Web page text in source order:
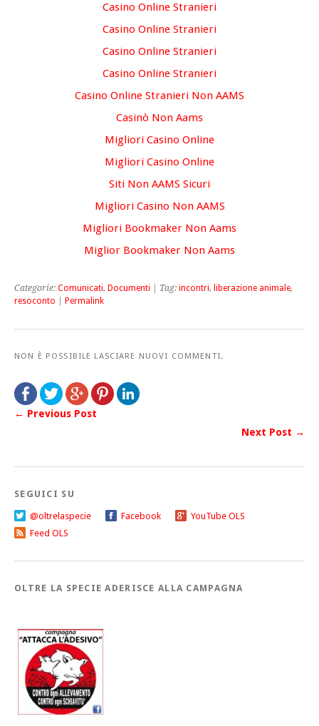
Casino Online Stranieri
Casino Online Stranieri
Casino Online Stranieri
Casino Online Stranieri
Casino Online Stranieri Non AAMS
Casinò Non Aams
Migliori Casino Online
Migliori Casino Online
Siti Non AAMS Sicuri
Migliori Casino Non AAMS
Migliori Bookmaker Non Aams
Miglior Bookmaker Non Aams
Categorie: Comunicati, Documenti | Tag: incontri, liberazione animale,
resoconto
Permalink
NON È POSSIBILE LASCIARE NUOVI COMMENTI.
← Previous Post
Next Post →
SEGUICI SU
@oltrelaspecie Facebook
YouTube OLS
Feed OLS
OLTRE LA SPECIE ADERISCE ALLA CAMPAGNA